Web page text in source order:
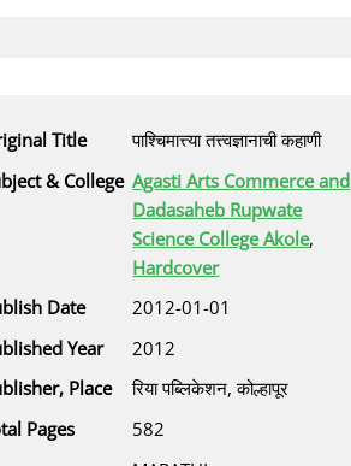
Title
पाश्चिमात्त्या तत्त्वज्ञानाची कहाणी
& College Agasti Arts Commerce and
Dadasaheb Rupwate
Science College Akole,
Hardcover
Date
2012-01-01
Year
2012
Place
रिया पब्लिकेशन, कोल्हापूर
Pages
582